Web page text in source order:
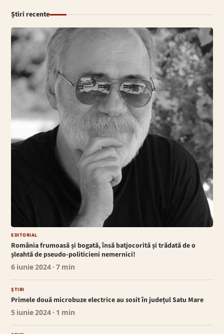
Știri recente
EDITORIAL
România frumoasă și bogată, însă batjocorită și trădată de o
șleahtă de pseudo-politicieni nemernici!
6 iunie 2024 · 7 min
ȘTIRI
Primele două microbuze electrice au sosit în județul Satu Mare
5 iunie 2024 · 1 min